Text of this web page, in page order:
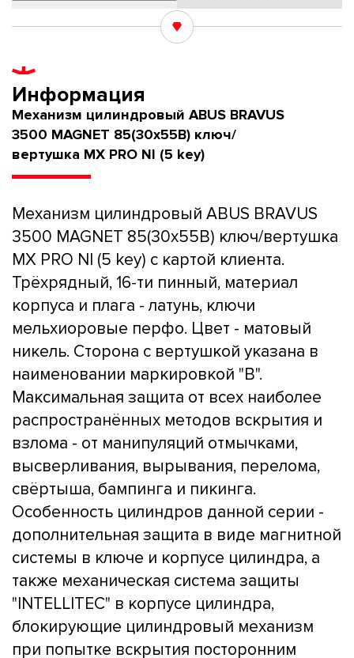
Информация
Механизм цилиндровый ABUS BRAVUS
3500 MAGNET 85(30x55В) ключ/
вертушка MX PRO NI (5 key)
Механизм цилиндровый ABUS BRAVUS
3500 MAGNET 85(30x55В) ключ/вертушка
MX PRO NI (5 key) с картой клиента.
Трёхрядный, 16-ти пинный, материал
корпуса и плага - латунь, ключи
мельхиоровые перфо. Цвет - матовый
никель. Сторона с вертушкой указана в
наименовании маркировкой "B".
Максимальная защита от всех наиболее
распространённых методов вскрытия и
взлома - от манипуляций отмычками,
высверливания, вырывания, перелома,
свёртыша, бампинга и пикинга.
Особенность цилиндров данной серии -
дополнительная защита в виде магнитной
системы в ключе и корпусе цилиндра, а
также механическая система защиты
"INTELLITEC" в корпусе цилиндра,
блокирующие цилиндровый механизм
при попытке вскрытия посторонним